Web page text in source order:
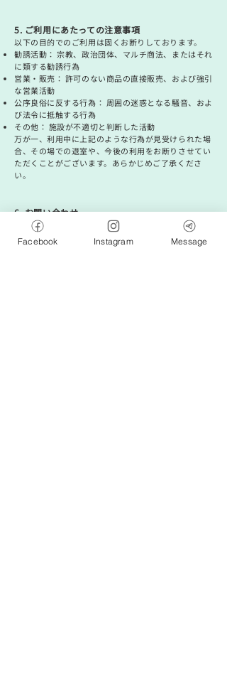
5. ご利用にあたっての注意事項
以下の目的でのご利用は固くお断りしております。
勧誘活動： 宗教、政治団体、マルチ商法、またはそれ
に類する勧誘行為
営業・販売： 許可のない商品の直接販売、および強引
な営業活動
公序良俗に反する行為： 周囲の迷惑となる騒音、およ
び法令に抵触する行為
その他： 施設が不適切と判断した活動​​
万が一、利用中に上記のような行為が見受けられた場
合、その場での退室や、今後の利用をお断りさせてい
ただくことがございます。あらかじめご了承くださ
い。
6. お問い合わせ
ご不明な点がございましたら、お気軽に
[お問い合わ
せフォーム]
[公式Instagram]
にてご連絡くださ
い。
Facebook Instagram Message